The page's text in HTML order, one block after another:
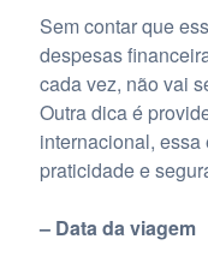
Sem contar que
despesas
cada vez, não vai
Outra dica é
internacional,
praticidade e
– Data da viagem